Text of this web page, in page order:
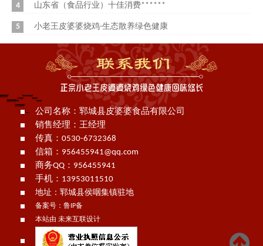
4 山东省（食品行业）十佳消费******
5 小老王皮婆婆烧鸡-生态散养绿色健康
公司名称：郓城县皮婆婆食品有限公司
销售经理：王经理
传真：0530-6732368
信箱：956455941@qq.com
商务QQ：956455941
手机： 13953011510
地址：郓城县侯咽集镇驻地
备案号：鲁IP备
本站由 未来互联设计